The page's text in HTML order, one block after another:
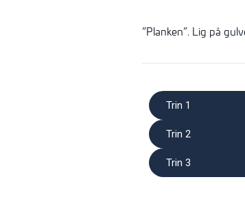
”Planken”. Lig på
Trin 1
Trin 2
Trin 3